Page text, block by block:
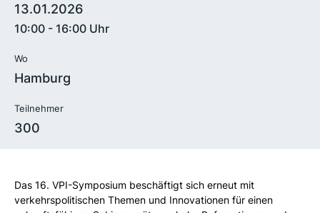
13.01.2026
10:00 - 16:00 Uhr
Wo
Hamburg
Teilnehmer
300
Das 16. VPI-Symposium beschäftigt sich erneut mit
verkehrspolitischen Themen und Innovationen für einen